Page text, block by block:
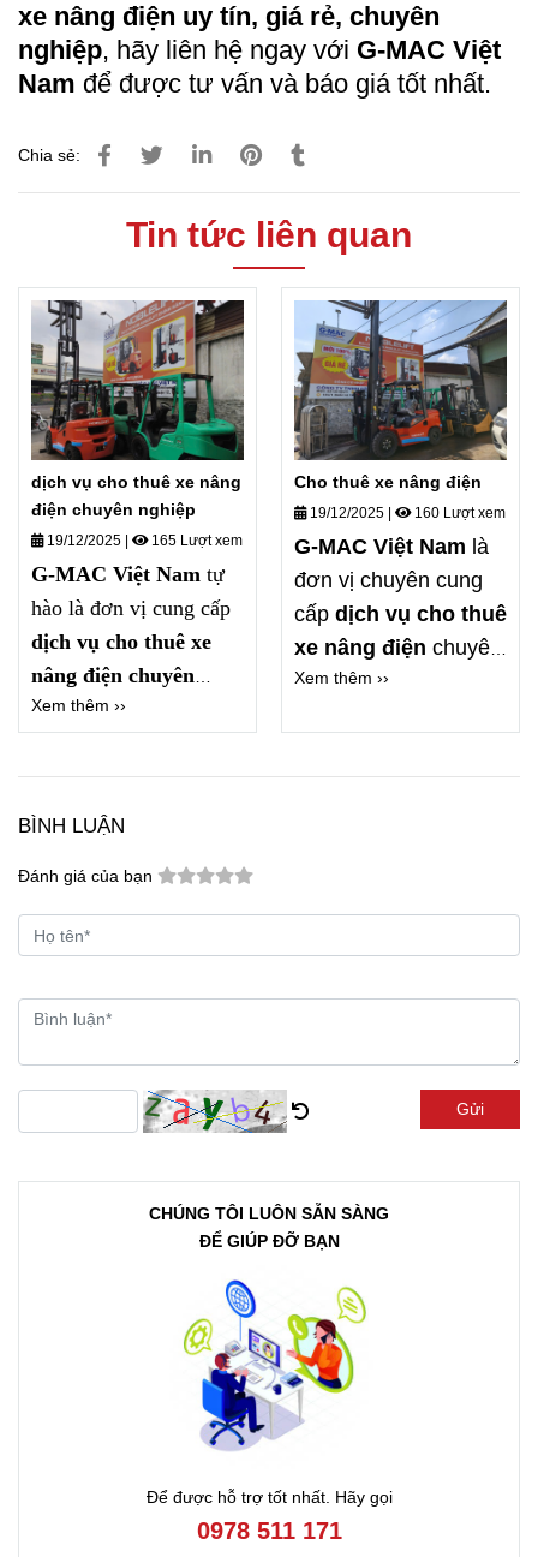
xe nâng điện uy tín, giá rẻ, chuyên
nghiệp, hãy liên hệ ngay với G-MAC Việt
Nam để được tư vấn và báo giá tốt nhất.
Chia sẻ:
Tin tức liên quan
dịch vụ cho thuê xe nâng
điện chuyên nghiệp
19/12/2025 | 165 Lượt xem
G-MAC Việt Nam tự
hào là đơn vị cung cấp
dịch vụ cho thuê xe
nâng điện chuyên
nghiệp, đa dạng tải
mọi nhu cầu nâng hạ
trong nhà xưởng, kho
logistics, khu công
nghiệp.
Xem thêm ››
Cho thuê xe nâng điện
19/12/2025 | 160 Lượt xem
G-MAC Việt Nam là
đơn vị chuyên cung
cấp dịch vụ cho thuê
xe nâng điện chuyên
nghiệp, uy tín hàng
hữu đa dạng chủng
hạn đến dài hạn.
Xem thêm ››
BÌNH LUẬN
Đánh giá của bạn
Gửi
CHÚNG TÔI LUÔN SẴN SÀNG
ĐỂ GIÚP ĐỠ BẠN
Để được hỗ trợ tốt nhất. Hãy gọi
0978 511 171